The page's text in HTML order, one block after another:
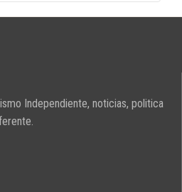
Independiente, noticias, politica